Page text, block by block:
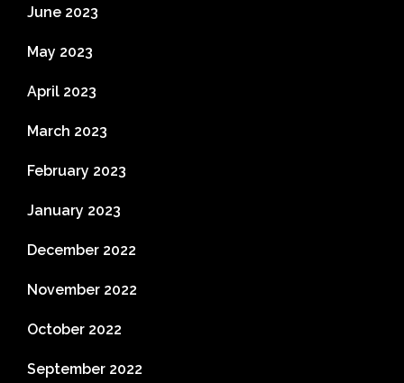
June 2023
May 2023
April 2023
March 2023
February 2023
January 2023
December 2022
November 2022
October 2022
September 2022